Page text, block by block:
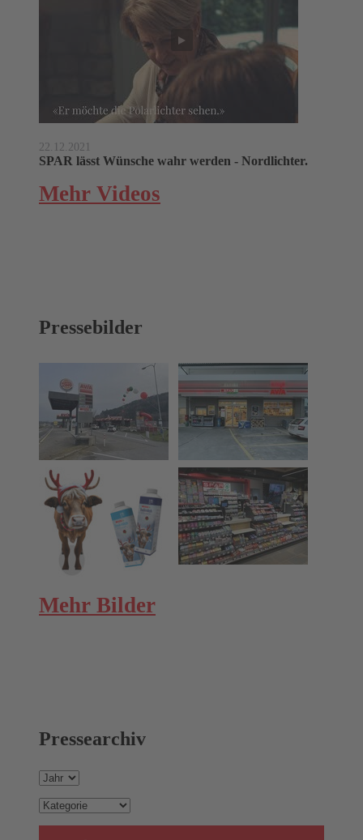
22.12.2021
SPAR lässt Wünsche wahr werden - Nordlichter.
Mehr Videos
Pressebilder
Mehr Bilder
Pressearchiv